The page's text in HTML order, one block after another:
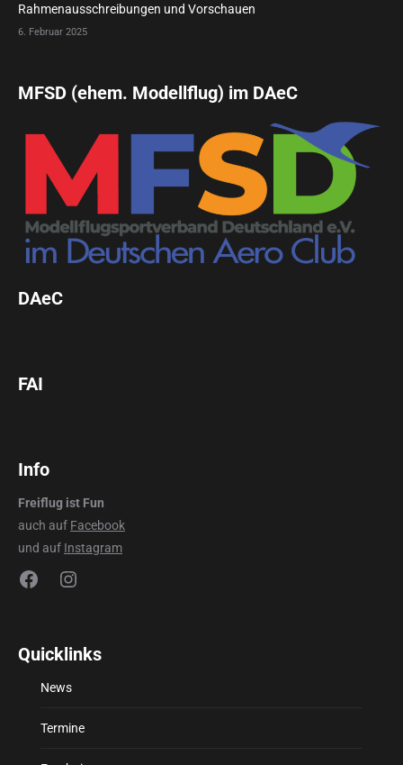
Rahmenausschreibungen und Vorschauen
6. Februar 2025
MFSD (ehem. Modellflug) im DAeC
DAeC
FAI
Info
Freiflug ist Fun
auch auf Facebook
und auf Instagram
FacebookInstagram
Quicklinks
News
Termine